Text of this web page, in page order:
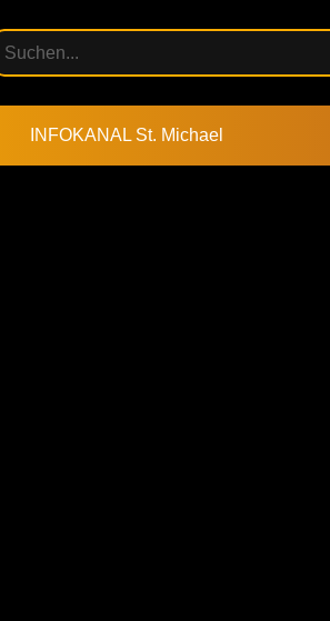
INFOKANAL St. Michael